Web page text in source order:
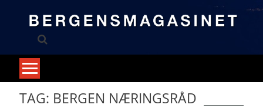
TAG: BERGEN NÆRINGSRÅD